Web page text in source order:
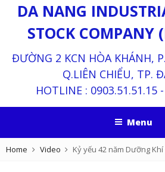
DA NANG
STOCK COMPANY
ĐƯỜNG 2 KCN HÒA KHÁNH,
Q.LIÊN CHIỂU, TP.
HOTLINE : 0903.51.51.15 -
Menu
Home Video Kỷ yếu 42 năm Dưỡng